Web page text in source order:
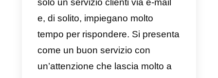
logistica che utilizzano
Facebook, chat web e Instagram
come principali canali di servizio.